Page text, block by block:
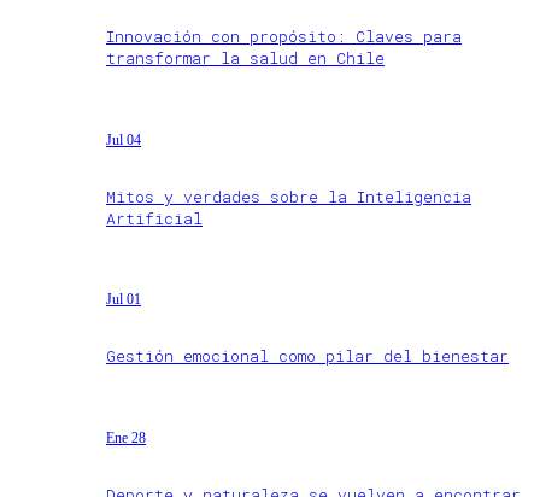
Innovación con propósito: Claves para
transformar la salud en Chile
Jul 04
Mitos y verdades sobre la Inteligencia
Artificial
Jul 01
Gestión emocional como pilar del bienestar
Ene 28